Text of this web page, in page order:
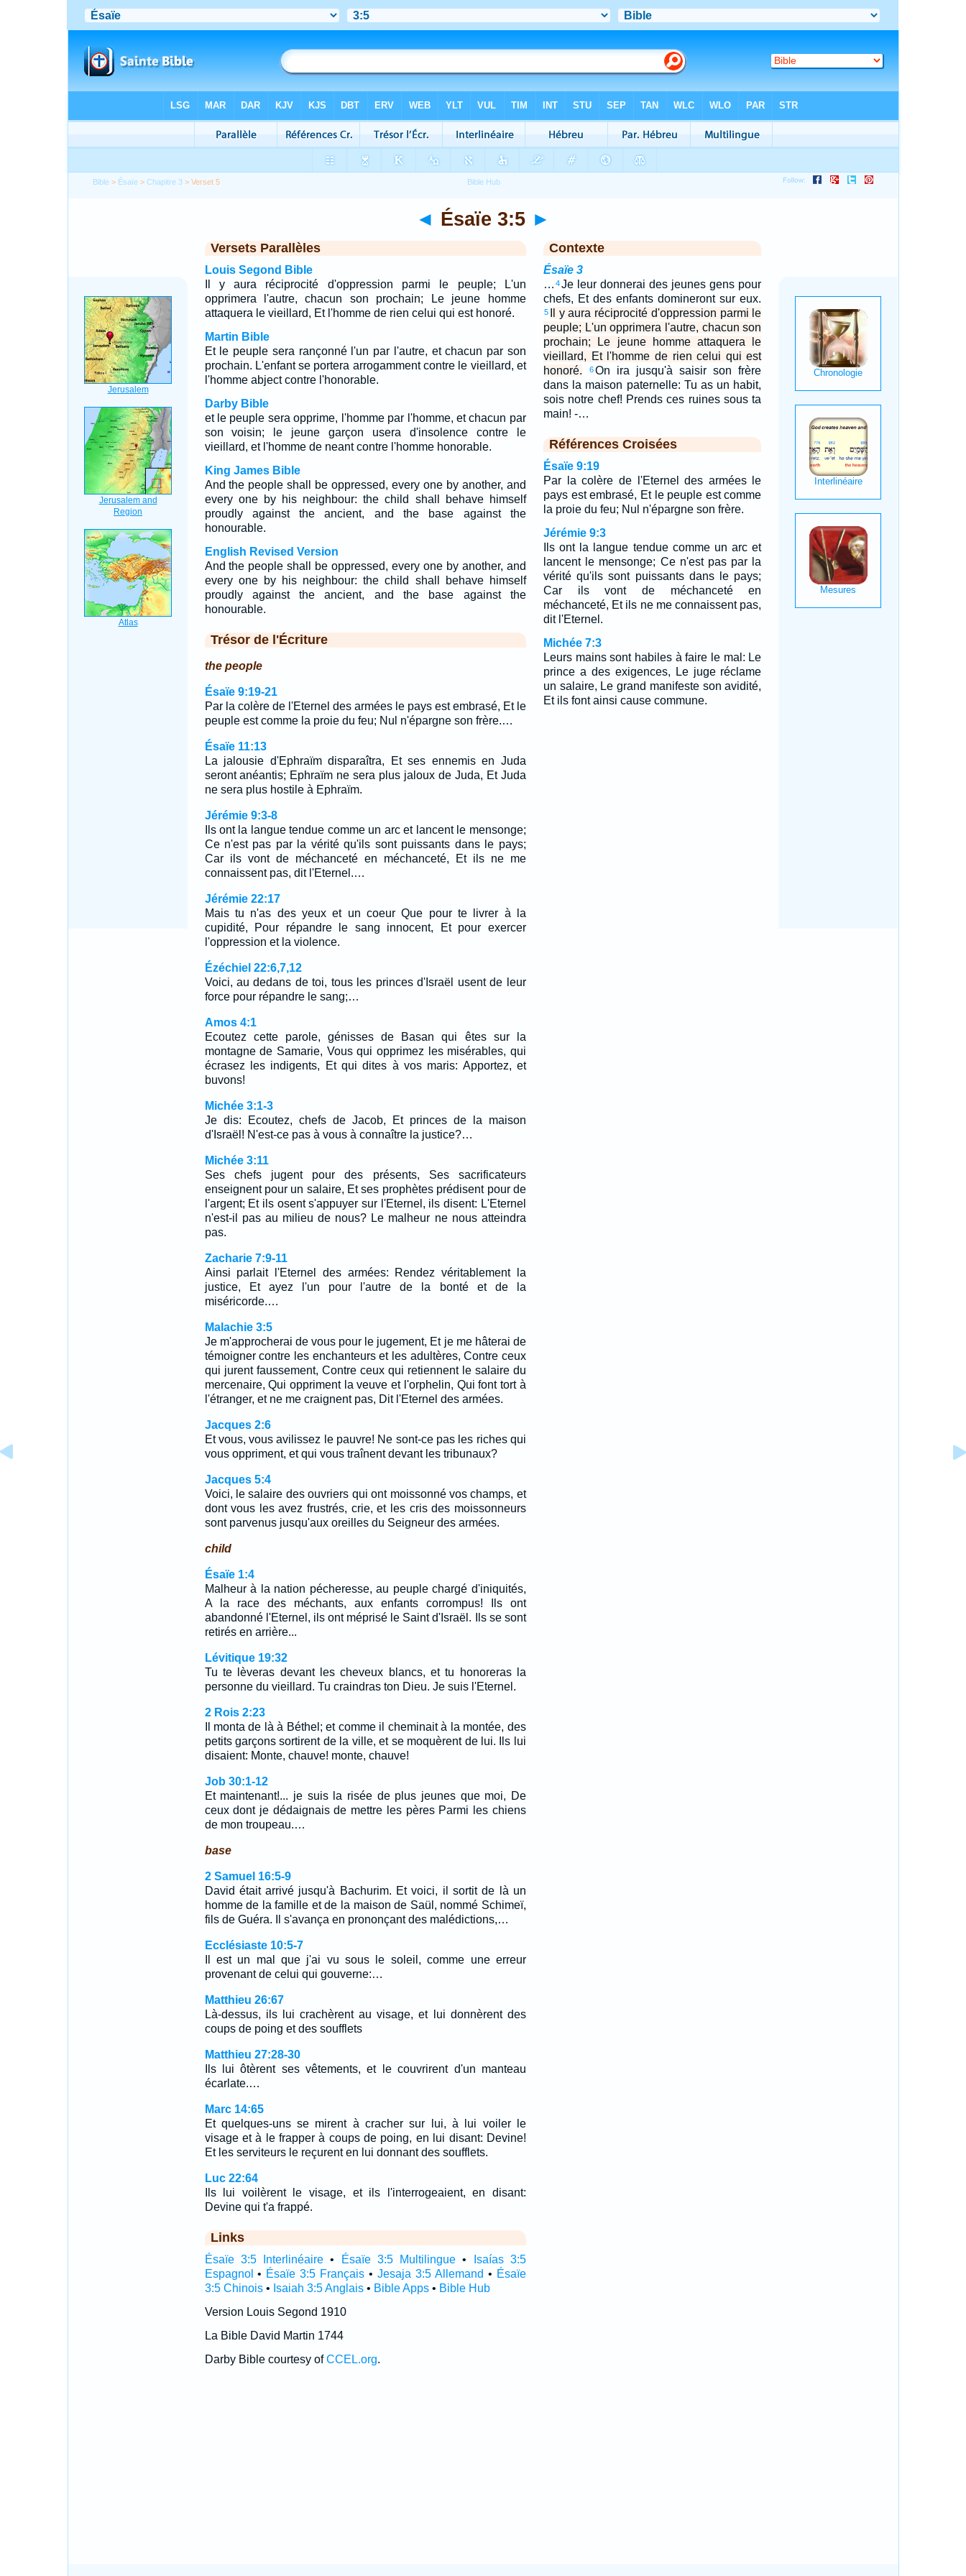
Bible > Ésaïe >Chapitre 3 > Verset 5
◄ Ésaïe 3:5 ►
Versets Parallèles
Louis Segond Bible
Il y aura réciprocité d'oppression parmi le peuple; L'un
opprimera l'autre, chacun son prochain; Le jeune homme
attaquera le vieillard, Et l'homme de rien celui qui est honoré.
Martin Bible
Et le peuple sera rançonné l'un par l'autre, et chacun par son
prochain. L'enfant se portera arrogamment contre le vieillard, et
l'homme abject contre l'honorable.
Darby Bible
et le peuple sera opprime, l'homme par l'homme, et chacun par
son voisin; le jeune garçon usera d'insolence contre le
vieillard, et l'homme de neant contre l'homme honorable.
King James Bible
And the people shall be oppressed, every one by another, and
every one by his neighbour: the child shall behave himself
proudly against the ancient, and the base against the
honourable.
English Revised Version
And the people shall be oppressed, every one by another, and
every one by his neighbour: the child shall behave himself
proudly against the ancient, and the base against the
honourable.
Trésor de l'Écriture
the people
Ésaïe 9:19-21
Par la colère de l'Eternel des armées le pays est embrasé, Et le
peuple est comme la proie du feu; Nul n'épargne son frère.…
Ésaïe 11:13
La jalousie d'Ephraïm disparaîtra, Et ses ennemis en Juda
seront anéantis; Ephraïm ne sera plus jaloux de Juda, Et Juda
ne sera plus hostile à Ephraïm.
Jérémie 9:3-8
Ils ont la langue tendue comme un arc et lancent le mensonge;
Ce n'est pas par la vérité qu'ils sont puissants dans le pays;
Car ils vont de méchanceté en méchanceté, Et ils ne me
connaissent pas, dit l'Eternel.…
Jérémie 22:17
Mais tu n'as des yeux et un coeur Que pour te livrer à la
cupidité, Pour répandre le sang innocent, Et pour exercer
l'oppression et la violence.
Ézéchiel 22:6,7,12
Voici, au dedans de toi, tous les princes d'Israël usent de leur
force pour répandre le sang;…
Amos 4:1
Ecoutez cette parole, génisses de Basan qui êtes sur la
montagne de Samarie, Vous qui opprimez les misérables, qui
écrasez les indigents, Et qui dites à vos maris: Apportez, et
buvons!
Michée 3:1-3
Je dis: Ecoutez, chefs de Jacob, Et princes de la maison
d'Israël! N'est-ce pas à vous à connaître la justice?…
Michée 3:11
Ses chefs jugent pour des présents, Ses sacrificateurs
enseignent pour un salaire, Et ses prophètes prédisent pour de
l'argent; Et ils osent s'appuyer sur l'Eternel, ils disent: L'Eternel
n'est-il pas au milieu de nous? Le malheur ne nous atteindra
pas.
Zacharie 7:9-11
Ainsi parlait l'Eternel des armées: Rendez véritablement la
justice, Et ayez l'un pour l'autre de la bonté et de la
miséricorde.…
Malachie 3:5
Je m'approcherai de vous pour le jugement, Et je me hâterai de
témoigner contre les enchanteurs et les adultères, Contre ceux
qui jurent faussement, Contre ceux qui retiennent le salaire du
mercenaire, Qui oppriment la veuve et l'orphelin, Qui font tort à
l'étranger, et ne me craignent pas, Dit l'Eternel des armées.
Jacques 2:6
Et vous, vous avilissez le pauvre! Ne sont-ce pas les riches qui
vous oppriment, et qui vous traînent devant les tribunaux?
Jacques 5:4
Voici, le salaire des ouvriers qui ont moissonné vos champs, et
dont vous les avez frustrés, crie, et les cris des moissonneurs
sont parvenus jusqu'aux oreilles du Seigneur des armées.
child
Ésaïe 1:4
Malheur à la nation pécheresse, au peuple chargé d'iniquités,
A la race des méchants, aux enfants corrompus! Ils ont
abandonné l'Eternel, ils ont méprisé le Saint d'Israël. Ils se sont
retirés en arrière...
Lévitique 19:32
Tu te lèveras devant les cheveux blancs, et tu honoreras la
personne du vieillard. Tu craindras ton Dieu. Je suis l'Eternel.
2 Rois 2:23
Il monta de là à Béthel; et comme il cheminait à la montée, des
petits garçons sortirent de la ville, et se moquèrent de lui. Ils lui
disaient: Monte, chauve! monte, chauve!
Job 30:1-12
Et maintenant!... je suis la risée de plus jeunes que moi, De
ceux dont je dédaignais de mettre les pères Parmi les chiens
de mon troupeau.…
base
2 Samuel 16:5-9
David était arrivé jusqu'à Bachurim. Et voici, il sortit de là un
homme de la famille et de la maison de Saül, nommé Schimeï,
fils de Guéra. Il s'avança en prononçant des malédictions,…
Ecclésiaste 10:5-7
Il est un mal que j'ai vu sous le soleil, comme une erreur
provenant de celui qui gouverne:…
Matthieu 26:67
Là-dessus, ils lui crachèrent au visage, et lui donnèrent des
coups de poing et des soufflets
Matthieu 27:28-30
Ils lui ôtèrent ses vêtements, et le couvrirent d'un manteau
écarlate.…
Marc 14:65
Et quelques-uns se mirent à cracher sur lui, à lui voiler le
visage et à le frapper à coups de poing, en lui disant: Devine!
Et les serviteurs le reçurent en lui donnant des soufflets.
Luc 22:64
Ils lui voilèrent le visage, et ils l'interrogeaient, en disant:
Devine qui t'a frappé.
Links
Ésaïe 3:5 Interlinéaire • Ésaïe 3:5 Multilingue •
Isaías 3:5
Espagnol • Ésaïe 3:5 Français •Jesaja 3:5 Allemand • Ésaïe
3:5 Chinois• Isaiah 3:5 Anglais• Bible Apps• Bible Hub
Version Louis Segond 1910
La Bible David Martin 1744
Darby Bible courtesy ofCCEL.org.
Contexte
Ésaïe 3
… 4Je leur donnerai des jeunes gens pour
chefs, Et des enfants domineront sur eux.
5
Il y aura réciprocité d'oppression parmi le
peuple; L'un opprimera l'autre, chacun son
prochain; Le jeune homme attaquera le
vieillard, Et l'homme de rien celui qui est
honoré.
6On ira jusqu'à saisir son frère
dans la maison paternelle: Tu as un habit,
sois notre chef! Prends ces ruines sous ta
main! -…
Références Croisées
Ésaïe 9:19
Par la colère de l'Eternel des armées le
pays est embrasé, Et le peuple est comme
la proie du feu; Nul n'épargne son frère.
Jérémie 9:3
Ils ont la langue tendue comme un arc et
lancent le mensonge; Ce n'est pas par la
vérité qu'ils sont puissants dans le pays;
Car ils vont de méchanceté en
méchanceté, Et ils ne me connaissent pas,
dit l'Eternel.
Michée 7:3
Leurs mains sont habiles à faire le mal: Le
prince a des exigences, Le juge réclame
un salaire, Le grand manifeste son avidité,
Et ils font ainsi cause commune.